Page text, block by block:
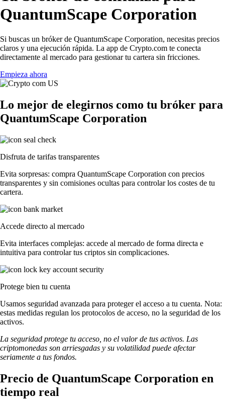
QuantumScape Corporation
Si buscas un bróker de QuantumScape Corporation, necesitas precios
claros y una ejecución rápida. La app de Crypto.com te conecta
directamente al mercado para gestionar tu cartera sin fricciones.
Empieza ahora
Lo mejor de elegirnos como tu bróker para
QuantumScape Corporation
Disfruta de tarifas transparentes
Evita sorpresas: compra QuantumScape Corporation con precios
transparentes y sin comisiones ocultas para controlar los costes de tu
cartera.
Accede directo al mercado
Evita interfaces complejas: accede al mercado de forma directa e
intuitiva para controlar tus criptos sin complicaciones.
Protege bien tu cuenta
Usamos seguridad avanzada para proteger el acceso a tu cuenta. Nota:
estas medidas regulan los protocolos de acceso, no la seguridad de los
activos.
La seguridad protege tu acceso, no el valor de tus activos. Las
criptomonedas son arriesgadas y su volatilidad puede afectar
seriamente a tus fondos.
Precio de QuantumScape Corporation en
tiempo real